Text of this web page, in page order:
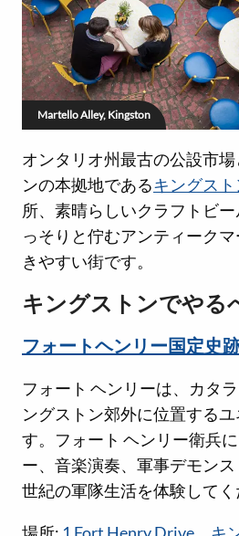
Martello Alley, Kingston
オンタリオ州最古の公設市
ンの本拠地であるキングスト
所、素晴らしいクラフトビ
っそりと佇むアンティーク
きやすい街です。
キングストンでやる
フォートヘンリー国定史
フォート ヘンリーは、カタ
ングストン郊外に位置する
す。フォート ヘンリー衛兵
ー、音楽演奏、軍事デモン
世紀の軍隊生活を体験してく